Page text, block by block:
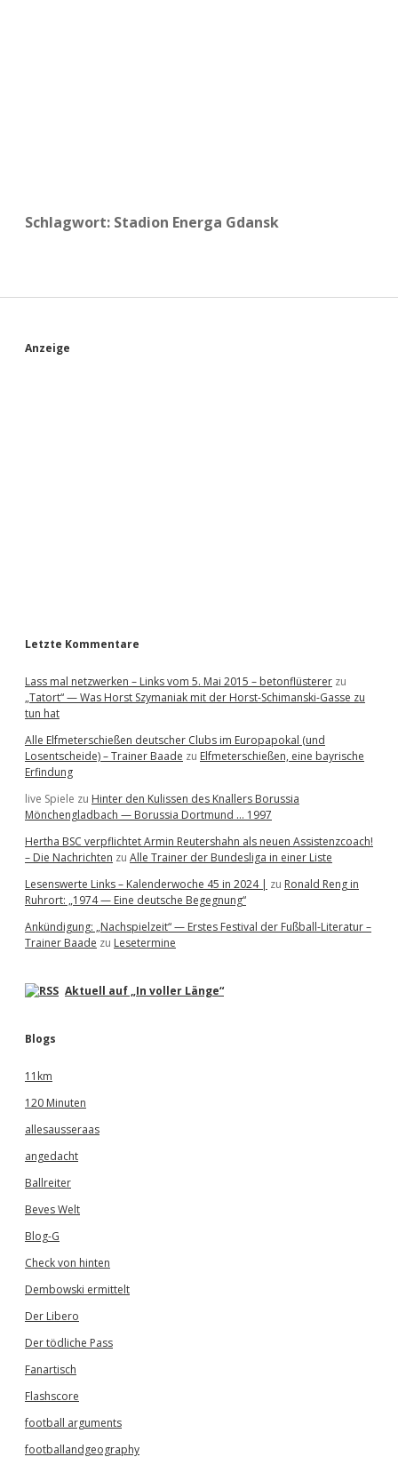
Schlagwort: Stadion Energa Gdansk
S
Anzeige
Letzte Kommentare
Lass mal netzwerken – Links vom 5. Mai 2015 – betonflüsterer zu
„Tatort“ — Was Horst Szymaniak mit der Horst-Schimanski-Gasse zu
tun hat
Alle Elfmeterschießen deutscher Clubs im Europapokal (und
Losentscheide) – Trainer Baade zu Elfmeterschießen, eine bayrische
Erfindung
live Spiele zu Hinter den Kulissen des Knallers Borussia
Mönchengladbach — Borussia Dortmund … 1997
Hertha BSC verpflichtet Armin Reutershahn als neuen Assistenzcoach!
– Die Nachrichten zu Alle Trainer der Bundesliga in einer Liste
Lesenswerte Links – Kalenderwoche 45 in 2024 | zu Ronald Reng in
Ruhrort: „1974 — Eine deutsche Begegnung“
Ankündigung: „Nachspielzeit“ — Erstes Festival der Fußball-Literatur –
Trainer Baade zu Lesetermine
Aktuell auf „In voller Länge“
Blogs
11km
120 Minuten
allesausseraas
angedacht
Ballreiter
Beves Welt
Blog-G
Check von hinten
Dembowski ermittelt
Der Libero
Der tödliche Pass
Fanartisch
Flashscore
football arguments
footballandgeography